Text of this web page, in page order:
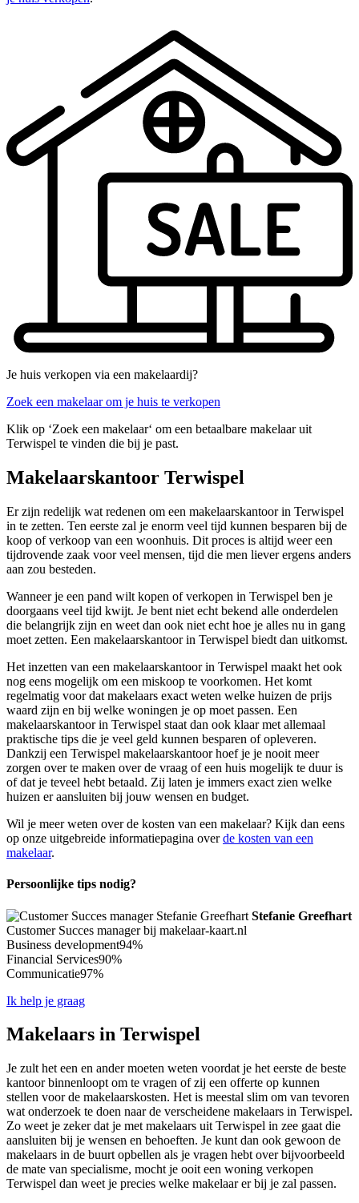
Je huis verkopen via een makelaardij?
Zoek een makelaar om je huis te verkopen
Klik op ‘Zoek een makelaar‘ om een betaalbare makelaar uit
Terwispel te vinden die bij je past.
Makelaarskantoor Terwispel
Er zijn redelijk wat redenen om een makelaarskantoor in Terwispel
in te zetten. Ten eerste zal je enorm veel tijd kunnen besparen bij de
koop of verkoop van een woonhuis. Dit proces is altijd weer een
tijdrovende zaak voor veel mensen, tijd die men liever ergens anders
aan zou besteden.
Wanneer je een pand wilt kopen of verkopen in Terwispel ben je
doorgaans veel tijd kwijt. Je bent niet echt bekend alle onderdelen
die belangrijk zijn en weet dan ook niet echt hoe je alles nu in gang
moet zetten. Een makelaarskantoor in Terwispel biedt dan uitkomst.
Het inzetten van een makelaarskantoor in Terwispel maakt het ook
nog eens mogelijk om een miskoop te voorkomen. Het komt
regelmatig voor dat makelaars exact weten welke huizen de prijs
waard zijn en bij welke woningen je op moet passen. Een
makelaarskantoor in Terwispel staat dan ook klaar met allemaal
praktische tips die je veel geld kunnen besparen of opleveren.
Dankzij een Terwispel makelaarskantoor hoef je je nooit meer
zorgen over te maken over de vraag of een huis mogelijk te duur is
of dat je teveel hebt betaald. Zij laten je immers exact zien welke
huizen er aansluiten bij jouw wensen en budget.
Wil je meer weten over de kosten van een makelaar? Kijk dan eens
op onze uitgebreide informatiepagina overde kosten van een
makelaar.
Persoonlijke tips nodig?
Stefanie Greefhart
Customer Succes manager bij makelaar-kaart.nl
Business development94%
Financial Services90%
Communicatie97%
Ik help je graag
Makelaars in Terwispel
Je zult het een en ander moeten weten voordat je het eerste de beste
kantoor binnenloopt om te vragen of zij een offerte op kunnen
stellen voor de makelaarskosten. Het is meestal slim om van tevoren
wat onderzoek te doen naar de verscheidene makelaars in Terwispel.
Zo weet je zeker dat je met makelaars uit Terwispel in zee gaat die
aansluiten bij je wensen en behoeften. Je kunt dan ook gewoon de
makelaars in de buurt opbellen als je vragen hebt over bijvoorbeeld
de mate van specialisme, mocht je ooit een woning verkopen
Terwispel dan weet je precies welke makelaar er bij je zal passen.